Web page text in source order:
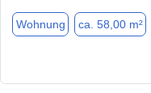
Wohnung ca. 58,00 m²